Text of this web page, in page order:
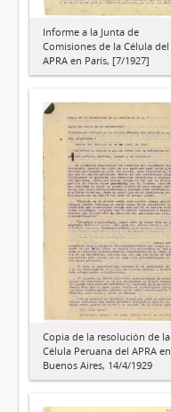
Informe a la Junta de
Comisiones de la Célula del
APRA en París, [7/1927]
Copia de la resolución de la
Célula Peruana del APRA en
Buenos Aires, 14/4/1929